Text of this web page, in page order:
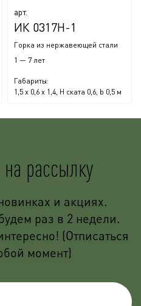
арт.
ИК 0317Н-1
Горка из нержавеющей стали
1 — 7 лет
Габариты:
1,5 x 0,6 x 1,4, H ската 0,6, b 0,5 м
рассылку
и акциях.
раз в 2 недели.
(Отписаться
момент)